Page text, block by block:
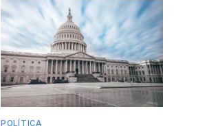
POLÍTICA